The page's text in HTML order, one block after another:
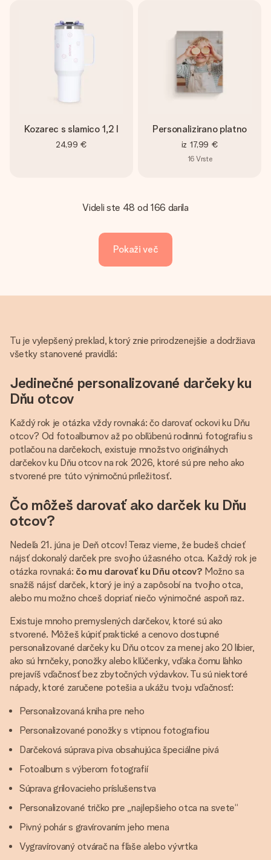
Kozarec s slamico 1,2 l
24,99 €
Personalizirano platno
iz 17,99 €
16 Vrste
Videli ste 48 od 166 darila
Pokaži več
Tu je vylepšený preklad, ktorý znie prirodzenejšie a dodržiava
všetky stanovené pravidlá:
Jedinečné personalizované darčeky ku
Dňu otcov
Každý rok je otázka vždy rovnaká: čo darovať ockovi ku Dňu
otcov? Od fotoalbumov až po obľúbenú rodinnú fotografiu s
potlačou na darčekoch, existuje množstvo originálnych
darčekov ku Dňu otcov na rok 2026, ktoré sú pre neho ako
stvorené pre túto výnimočnú príležitosť.
Čo môžeš darovať ako darček ku Dňu
otcov?
Nedeľa 21. júna je Deň otcov! Teraz vieme, že budeš chcieť
nájsť dokonalý darček pre svojho úžasného otca. Každý rok je
otázka rovnaká: čo mu darovať ku Dňu otcov? Možno sa
snažíš nájsť darček, ktorý je iný a zapôsobí na tvojho otca,
alebo mu možno chceš dopriať niečo výnimočné aspoň raz.
Existuje mnoho premyslených darčekov, ktoré sú ako
stvorené. Môžeš kúpiť praktické a cenovo dostupné
personalizované darčeky ku Dňu otcov za menej ako 20 libier,
ako sú hrnčeky, ponožky alebo kľúčenky, vďaka čomu ľahko
prejavíš vďačnosť bez zbytočných výdavkov. Tu sú niektoré
nápady, ktoré zaručene potešia a ukážu tvoju vďačnosť:
Personalizovaná kniha pre neho
Personalizované ponožky s vtipnou fotografiou
Darčeková súprava piva obsahujúca špeciálne pivá
Fotoalbum s výberom fotografií
Súprava grilovacieho príslušenstva
Personalizované tričko pre „najlepšieho otca na svete“
Pivný pohár s gravírovaním jeho mena
Vygravírovaný otvárač na fľaše alebo vývrtka